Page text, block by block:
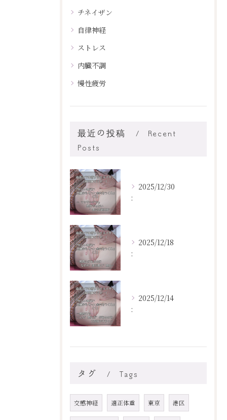
チネイザン
自律神経
ストレス
内臓不調
慢性疲労
最近の投稿
Recent
Posts
2025/12/30
:
2025/12/18
:
2025/12/14
:
タグ Tags
交感神経 適正体重 東京 港区